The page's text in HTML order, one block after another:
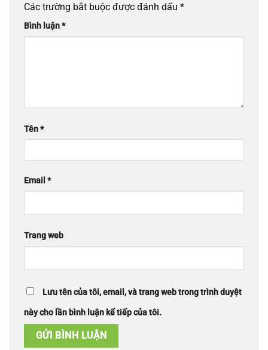
Các trường bắt buộc được đánh dấu *
Bình luận*
Tên*
Email *
Trang web
Lưu tên của tôi, email, và trang web trong trình duyệt
này cho lần bình luận kế tiếp của tôi.